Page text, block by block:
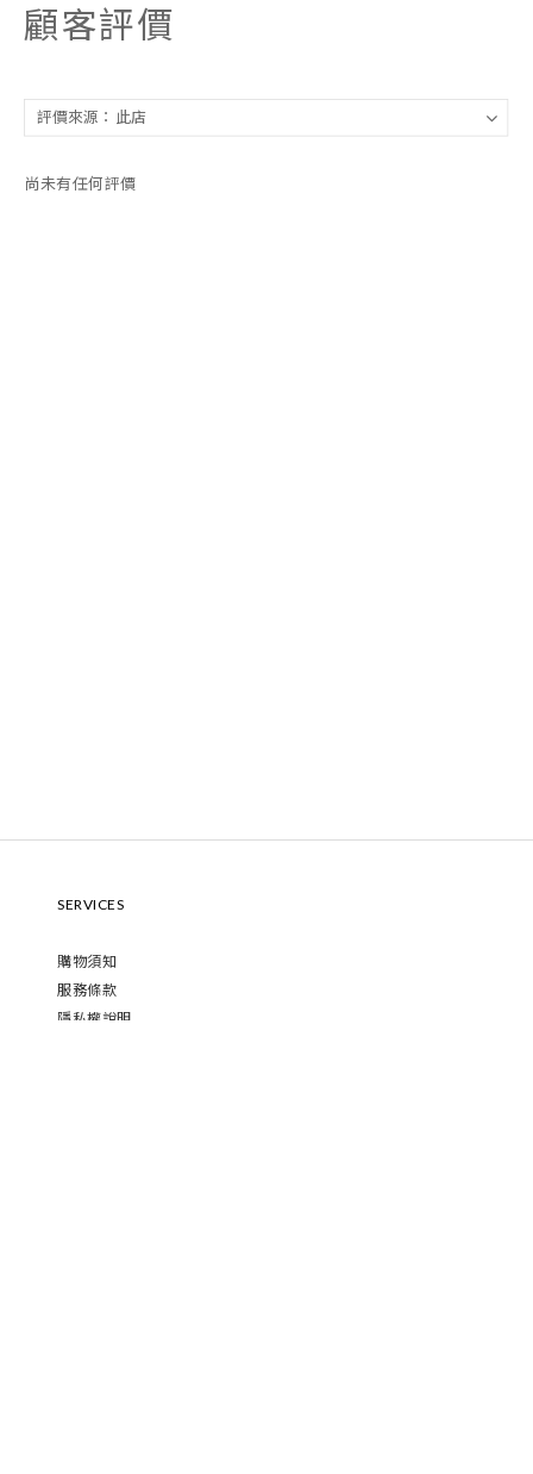
顧客評價
尚未有任何評價
SERVICES
購物須知
服務條款
隱私權說明